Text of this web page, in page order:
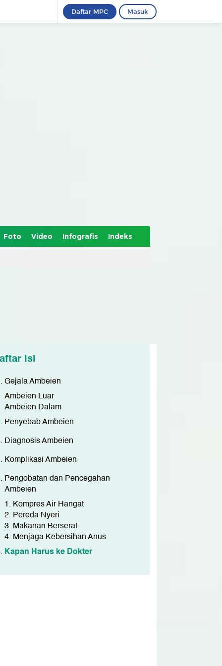
Daftar MPC Masuk
Foto Video Infografis Indeks
Isi
Gejala Ambeien
Ambeien Luar
Ambeien Dalam
Penyebab Ambeien
Diagnosis Ambeien
Komplikasi Ambeien
Pengobatan dan Pencegahan
Ambeien
1. Kompres Air Hangat
2. Pereda Nyeri
3. Makanan Berserat
4. Menjaga Kebersihan Anus
Kapan Harus ke Dokter